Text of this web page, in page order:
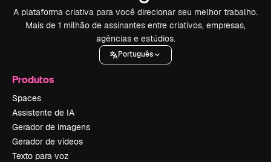
A plataforma criativa para você direcionar seu melhor trabalho.
Mais de 1 milhão de assinantes entre criativos, empresas,
agências e estúdios.
Português
Produtos
Spaces
Assistente de IA
Gerador de imagens
Gerador de vídeos
Texto para voz